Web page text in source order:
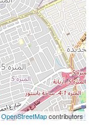
OpenStreetMapcontributors